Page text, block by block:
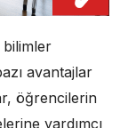
avantajlar
öğrencilerin
yardımcı